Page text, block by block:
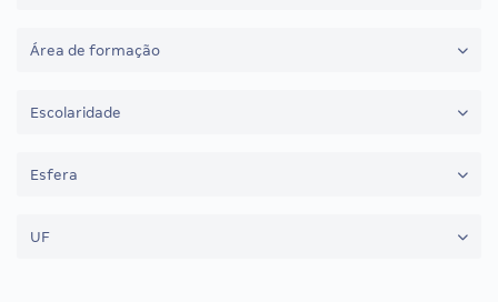
Área de formação
Escolaridade
Esfera
UF